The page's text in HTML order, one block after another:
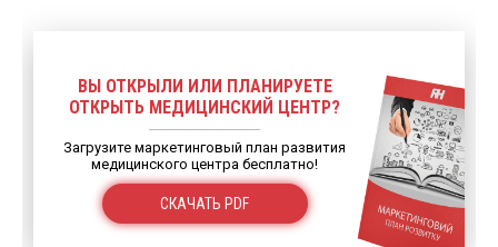
ВЫ ОТКРЫЛИ ИЛИ ПЛАНИРУЕТЕ
ОТКРЫТЬ МЕДИЦИНСКИЙ ЦЕНТР?
Загрузите маркетинговый план развития
медицинского центра бесплатно!
СКАЧАТЬ PDF